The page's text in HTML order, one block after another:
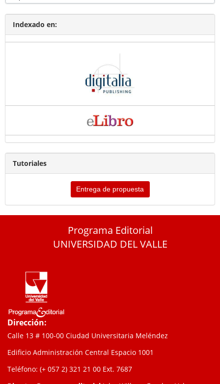
Indexado en:
Tutoriales
Entrega de propuesta
Programa Editorial
UNIVERSIDAD DEL VALLE
Dirección:
Calle 13 # 100-00 Ciudad Universitaria Meléndez
Edificio Administración Central Espacio 1001
Teléfono: (+ 057 2) 321 21 00 Ext. 7687